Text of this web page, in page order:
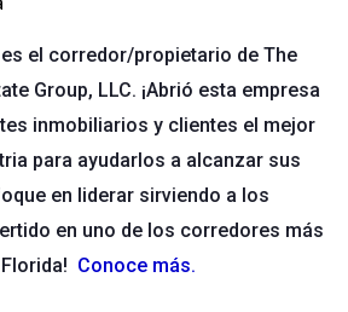
POR WHATSAPP
cambiar de broker después de años
con sus expectativas. Hizo una lista
que necesitaba: mejor
bajas. Al final, eligió un broker que
el corredor/propietario de The
Group, LLC. ¡Abrió esta empresa
inmobiliarios y clientes el mejor
para ayudarlos a alcanzar sus
en liderar sirviendo a los
en uno de los corredores más
Conoce más.